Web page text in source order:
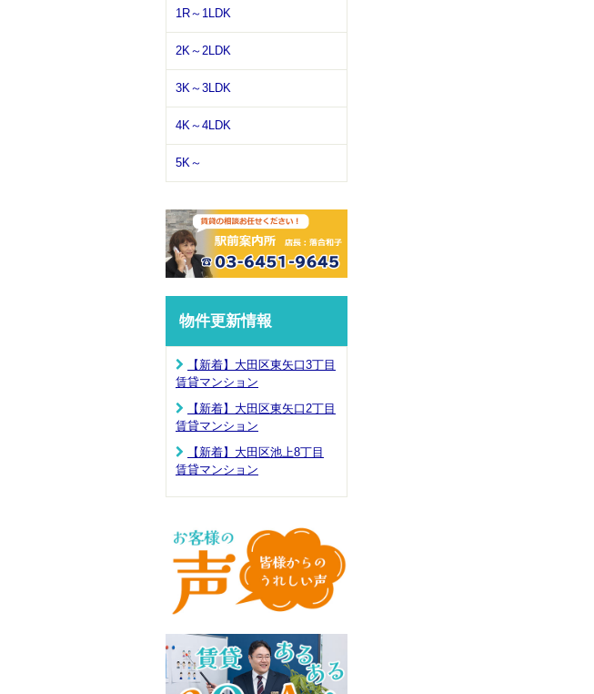
1R～1LDK
2K～2LDK
3K～3LDK
4K～4LDK
5K～
物件更新情報
【新着】大田区東矢口3丁目
賃貸マンション
【新着】大田区東矢口2丁目
賃貸マンション
【新着】大田区池上8丁目
賃貸マンション